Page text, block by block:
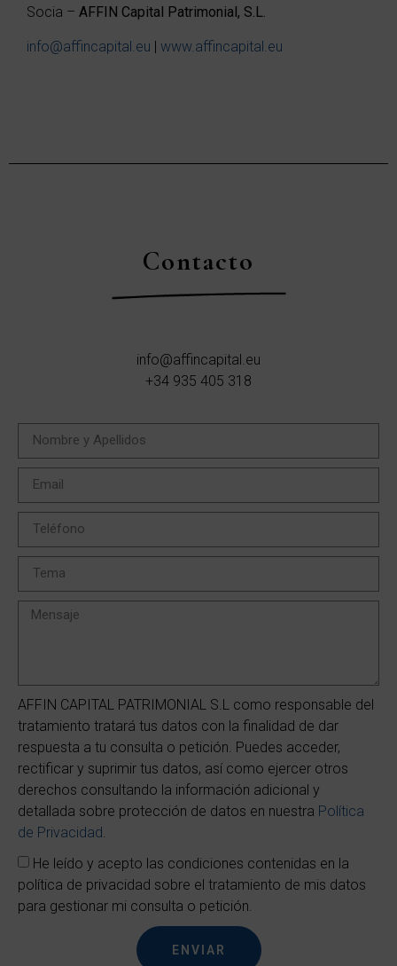
Socia – AFFIN Capital Patrimonial, S.L.
info@affincapital.eu | www.affincapital.eu
Contacto
info@affincapital.eu
+34 935 405 318
AFFIN CAPITAL PATRIMONIAL S.L como responsable del
tratamiento tratará tus datos con la finalidad de dar
respuesta a tu consulta o petición. Puedes acceder,
rectificar y suprimir tus datos, así como ejercer otros
derechos consultando la información adicional y
detallada sobre protección de datos en nuestra Política
de Privacidad
He leído y acepto las condiciones contenidas en la
política de privacidad sobre el tratamiento de mis datos
para gestionar mi consulta o petición.
ENVIAR